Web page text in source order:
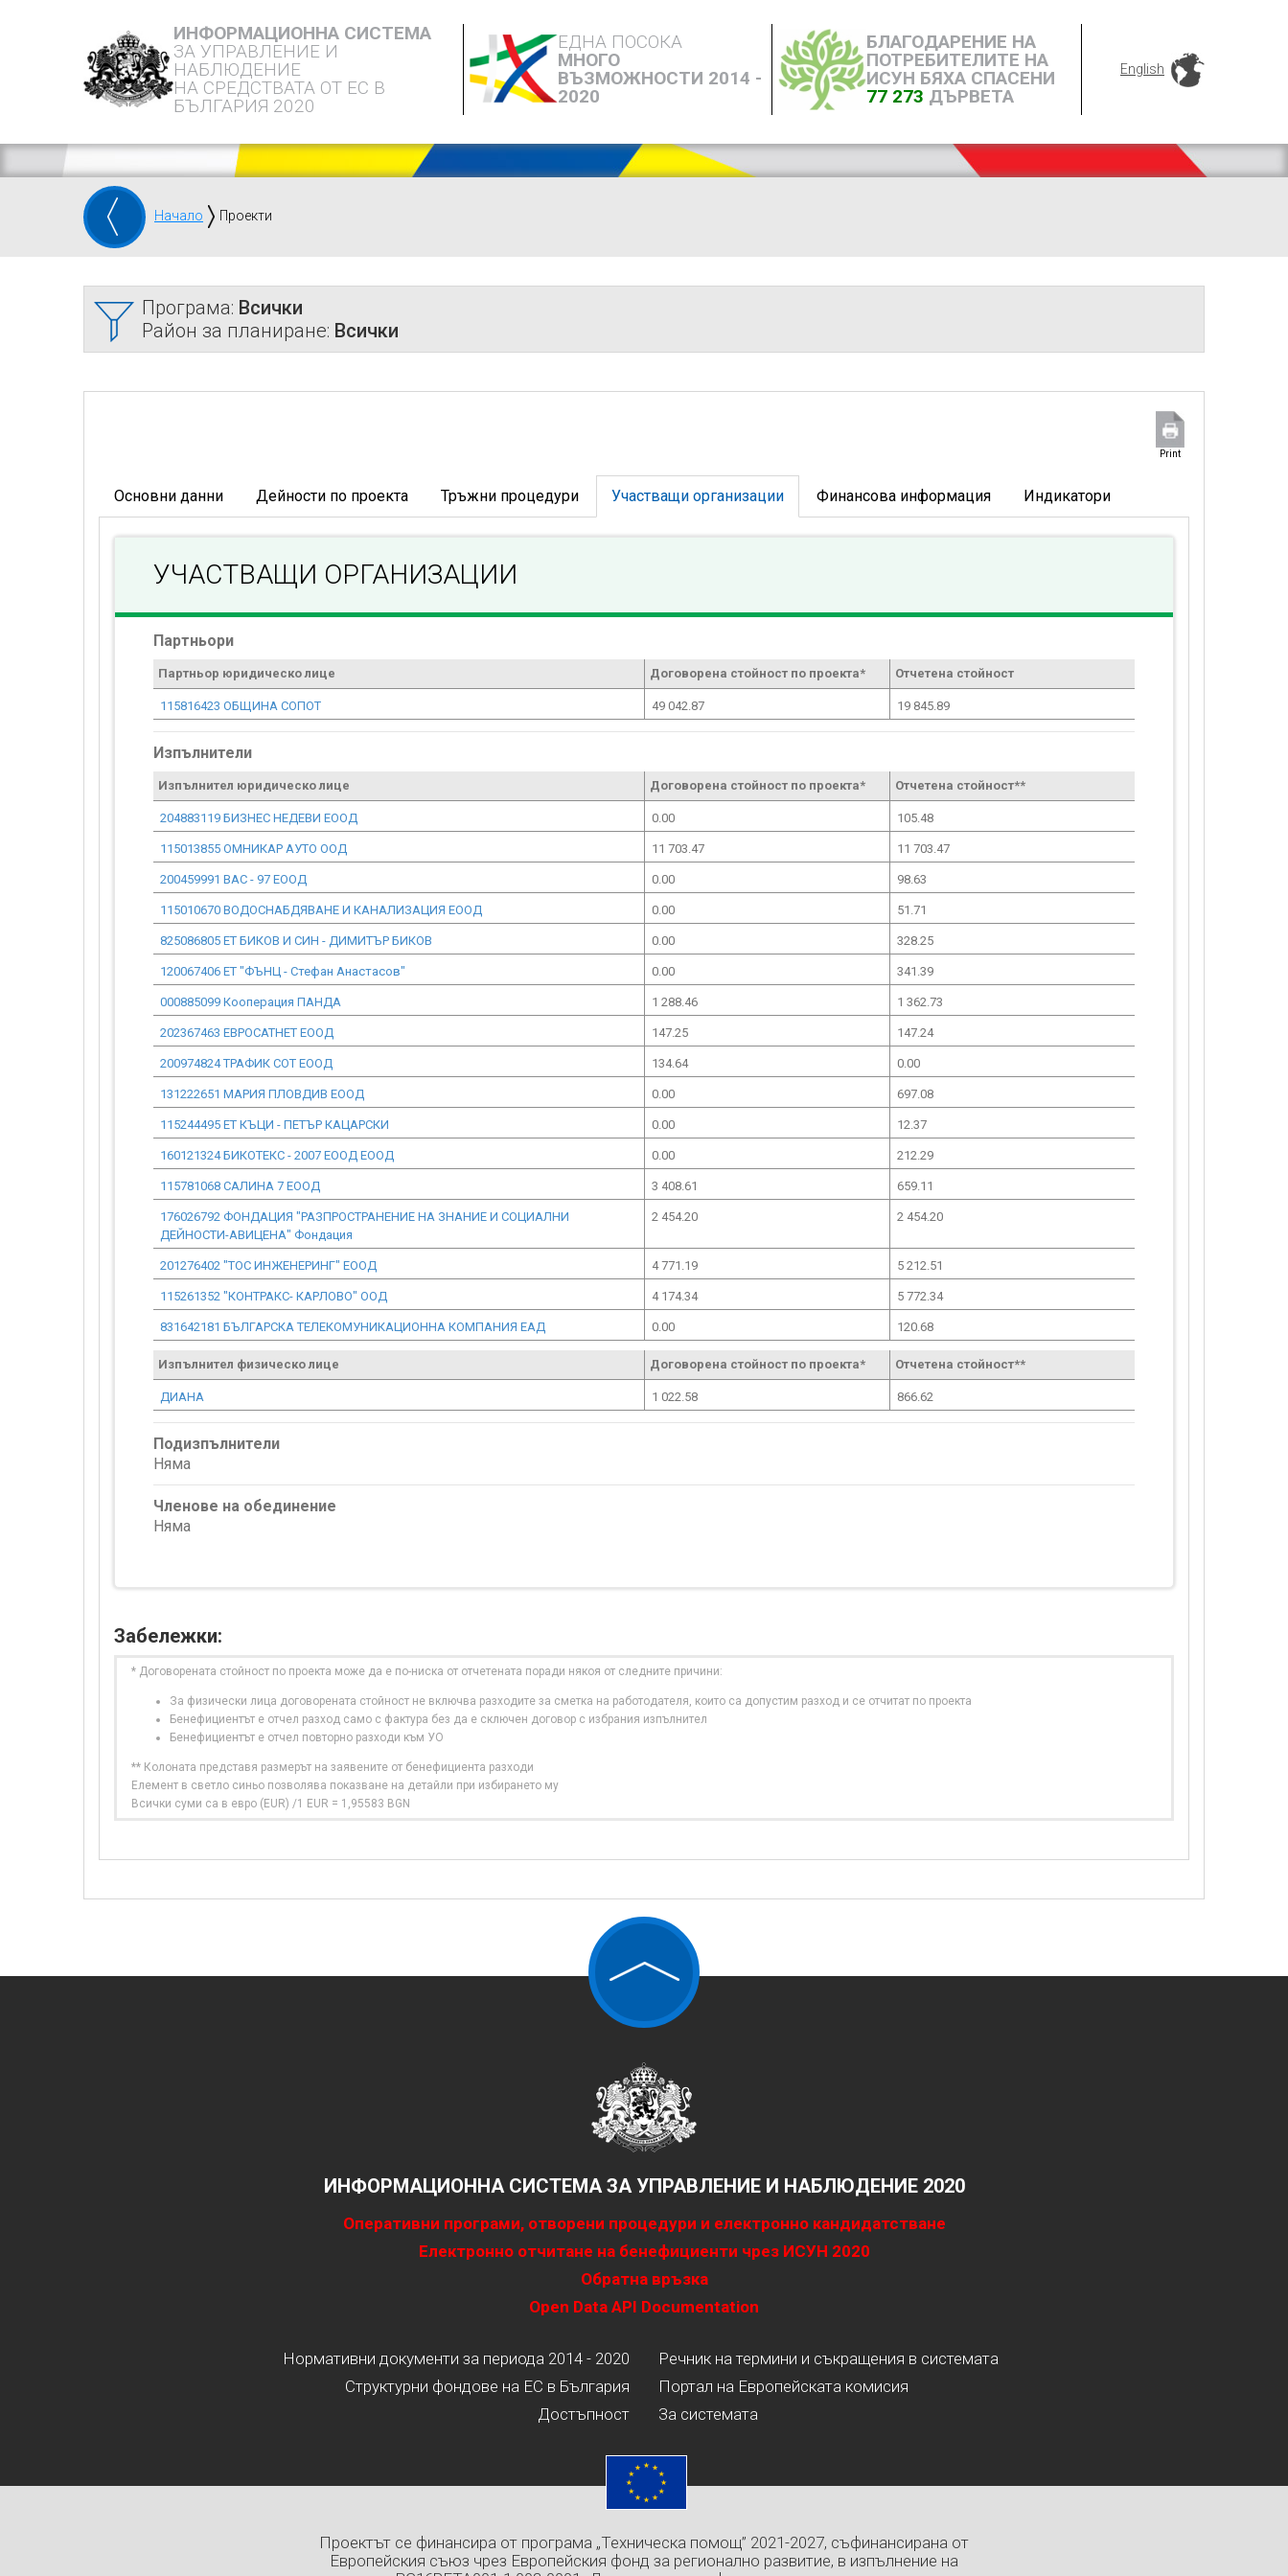
ИНФОРМАЦИОННА СИСТЕМА
ЗА УПРАВЛЕНИЕ И
НАБЛЮДЕНИЕ
НА СРЕДСТВАТА ОТ ЕС В
БЪЛГАРИЯ 2020
ЕДНА ПОСОКА
МНОГО
ВЪЗМОЖНОСТИ 2014 -
2020
БЛАГОДАРЕНИЕ НА
ПОТРЕБИТЕЛИТЕ НА
ИСУН БЯХА СПАСЕНИ
77 273 ДЪРВЕТА
English
Начало Проекти
Програма: Всички
Район за планиране: Всички
Print
Основни данни Дейности по проекта Тръжни процедури Участващи организации Финансова информация Индикатори
УЧАСТВАЩИ ОРГАНИЗАЦИИ
Партньори
Партньор юридическо лице Договорена стойност по проекта* Отчетена стойност
115816423 ОБЩИНА СОПОТ 49 042.87 19 845.89
Изпълнители
Изпълнител юридическо лице Договорена стойност по проекта* Отчетена стойност**
204883119 БИЗНЕС НЕДЕВИ ЕООД 0.00 105.48
115013855 ОМНИКАР АУТО ООД 11 703.47 11 703.47
200459991 ВАС - 97 ЕООД 0.00 98.63
115010670 ВОДОСНАБДЯВАНЕ И КАНАЛИЗАЦИЯ ЕООД 0.00 51.71
825086805 ЕТ БИКОВ И СИН - ДИМИТЪР БИКОВ 0.00 328.25
120067406 ЕТ "ФЪНЦ - Стефан Анастасов" 0.00 341.39
000885099 Кооперация ПАНДА 1 288.46 1 362.73
202367463 ЕВРОСАТНЕТ ЕООД 147.25 147.24
200974824 ТРАФИК СОТ ЕООД 134.64 0.00
131222651 МАРИЯ ПЛОВДИВ ЕООД 0.00 697.08
115244495 ЕТ КЪЦИ - ПЕТЪР КАЦАРСКИ 0.00 12.37
160121324 БИКОТЕКС - 2007 ЕООД ЕООД 0.00 212.29
115781068 САЛИНА 7 ЕООД 3 408.61 659.11
176026792 ФОНДАЦИЯ "РАЗПРОСТРАНЕНИЕ НА ЗНАНИЕ И СОЦИАЛНИ
ДЕЙНОСТИ-АВИЦЕНА" Фондация
2 454.20 2 454.20
201276402 "ТОС ИНЖЕНЕРИНГ" ЕООД 4 771.19 5 212.51
115261352 "КОНТРАКС- КАРЛОВО" ООД 4 174.34 5 772.34
831642181 БЪЛГАРСКА ТЕЛЕКОМУНИКАЦИОННА КОМПАНИЯ ЕАД 0.00 120.68
Изпълнител физическо лице Договорена стойност по проекта* Отчетена стойност**
ДИАНА 1 022.58 866.62
Подизпълнители
Няма
Членове на обединение
Няма
Забележки:
* Договорената стойност по проекта може да е по-ниска от отчетената поради някоя от следните причини:
За физически лица договорената стойност не включва разходите за сметка на работодателя, които са допустим разход и се отчитат по проекта
Бенефициентът е отчел разход само с фактура без да е сключен договор с избрания изпълнител
Бенефициентът е отчел повторно разходи към УО
** Колоната представя размерът на заявените от бенефициента разходи
Елемент в светло синьо позволява показване на детайли при избирането му
Всички суми са в евро (EUR) /1 EUR = 1,95583 BGN
ИНФОРМАЦИОННА СИСТЕМА ЗА УПРАВЛЕНИЕ И НАБЛЮДЕНИЕ 2020
Оперативни програми, отворени процедури и електронно кандидатстване
Електронно отчитане на бенефициенти чрез ИСУН 2020
Обратна връзка
Open Data API Documentation
Нормативни документи за периода 2014 - 2020
Структурни фондове на ЕС в България
Достъпност
Речник на термини и съкращения в системата
Портал на Европейската комисия
За системата
Проектът се финансира от програма „Техническа помощ” 2021-2027, съфинансирана от
Европейския съюз чрез Европейския фонд за регионално развитие, в изпълнение на